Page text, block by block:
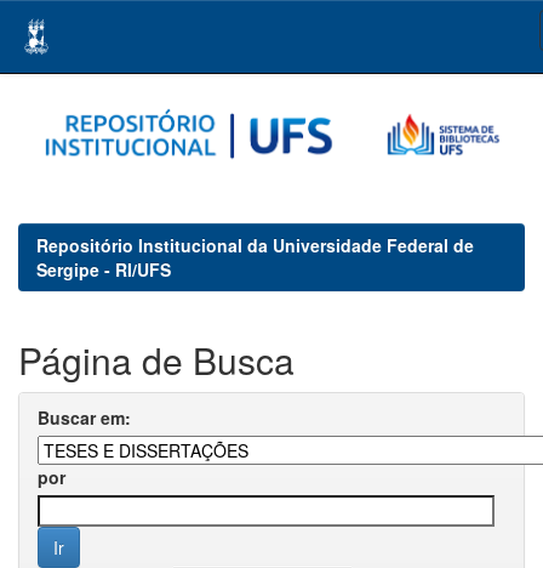
navigation
Repositório Institucional da Universidade Federal de
Sergipe - RI/UFS
Página de Busca
Buscar em:
por